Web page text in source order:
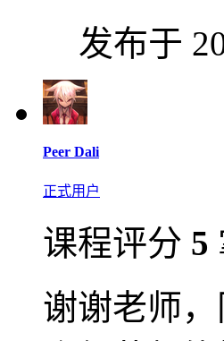
发布于
Peer Dali
正式用户
课程评分 5
谢谢老师